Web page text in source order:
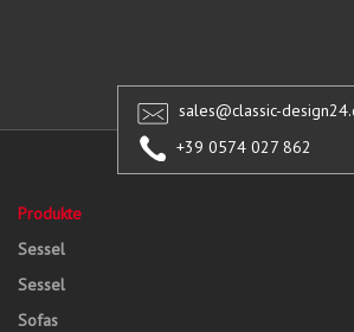
sales@classic-
+39 0574 027 862
Produkte
Sessel
Sessel
Sofas